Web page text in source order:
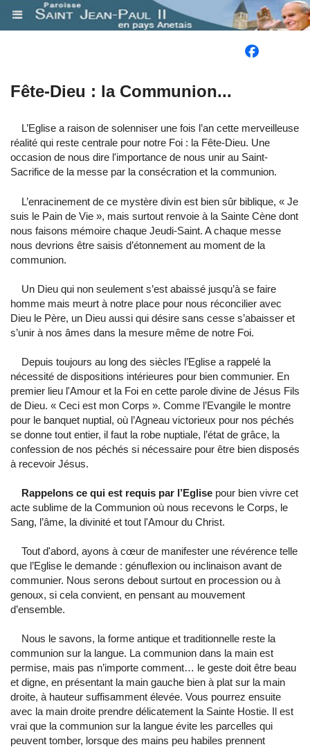
​Fête-Dieu : la Communion...
L’Eglise a raison de solenniser une fois l’an cette merveilleuse
réalité qui reste centrale pour notre Foi : la Fête-Dieu. Une
occasion de nous dire l'importance de nous unir au Saint-
Sacrifice de la messe par la consécration et la communion.
L’enracinement de ce mystère divin est bien sûr biblique, « Je
suis le Pain de Vie », mais surtout renvoie à la Sainte Cène dont
nous faisons mémoire chaque Jeudi-Saint. A chaque messe
nous devrions être saisis d’étonnement au moment de la
communion.
Un Dieu qui non seulement s’est abaissé jusqu’à se faire
homme mais meurt à notre place pour nous réconcilier avec
Dieu le Père, un Dieu aussi qui désire sans cesse s’abaisser et
s’unir à nos âmes dans la mesure même de notre Foi.
Depuis toujours au long des siècles l’Eglise a rappelé la
nécessité de dispositions intérieures pour bien communier. En
premier lieu l'Amour et la Foi en cette parole divine de Jésus Fils
de Dieu. « Ceci est mon Corps ». Comme l’Evangile le montre
pour le banquet nuptial, où l’Agneau victorieux pour nos péchés
se donne tout entier, il faut la robe nuptiale, l’état de grâce, la
confession de nos péchés si nécessaire pour être bien disposés
à recevoir Jésus.
Rappelons ce qui est requis par l’Eglise pour bien vivre cet
acte sublime de la Communion où nous recevons le Corps, le
Sang, l’âme, la divinité et tout l'Amour du Christ.
Tout d'abord, ayons à cœur de manifester une révérence telle
que l’Eglise le demande : génuflexion ou inclinaison avant de
communier. Nous serons debout surtout en procession ou à
genoux, si cela convient, en pensant au mouvement
d’ensemble.
Nous le savons, la forme antique et traditionnelle reste la
communion sur la langue. La communion dans la main est
permise, mais pas n’importe comment… le geste doit être beau
et digne, en présentant la main gauche bien à plat sur la main
droite, à hauteur suffisamment élevée. Vous pourrez ensuite
avec la main droite prendre délicatement la Sainte Hostie. Il est
vrai que la communion sur la langue évite les parcelles qui
peuvent tomber, lorsque des mains peu habiles prennent